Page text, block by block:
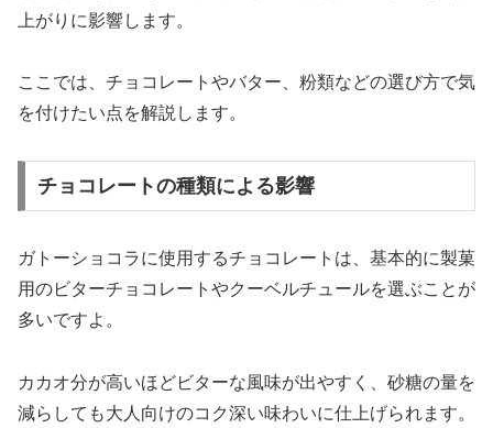
上がりに影響します。
ここでは、チョコレートやバター、粉類などの選び方で気
を付けたい点を解説します。
チョコレートの種類による影響
ガトーショコラに使用するチョコレートは、基本的に製菓
用のビターチョコレートやクーベルチュールを選ぶことが
多いですよ。
カカオ分が高いほどビターな風味が出やすく、砂糖の量を
減らしても大人向けのコク深い味わいに仕上げられます。